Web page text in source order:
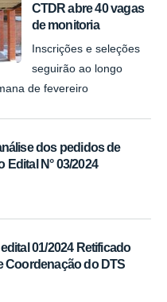
CTDR abre 40 vagas
de monitoria
Inscrições e seleções
seguirão ao longo
de fevereiro
dos pedidos de
Edital N° 03/2024
01/2024 Retificado
Coordenação do DTS